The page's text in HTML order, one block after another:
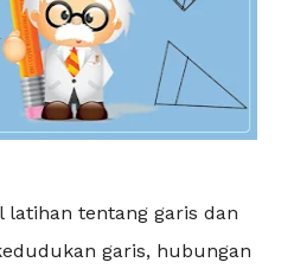
latihan tentang garis dan
garis, hubungan